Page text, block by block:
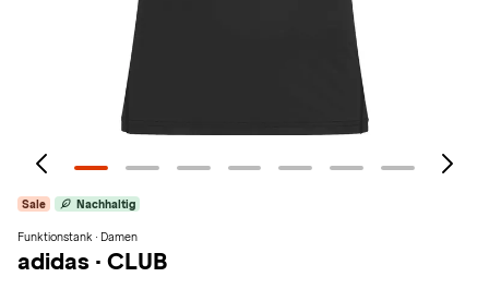
Sale Nachhaltig
Funktionstank · Damen
adidas · CLUB